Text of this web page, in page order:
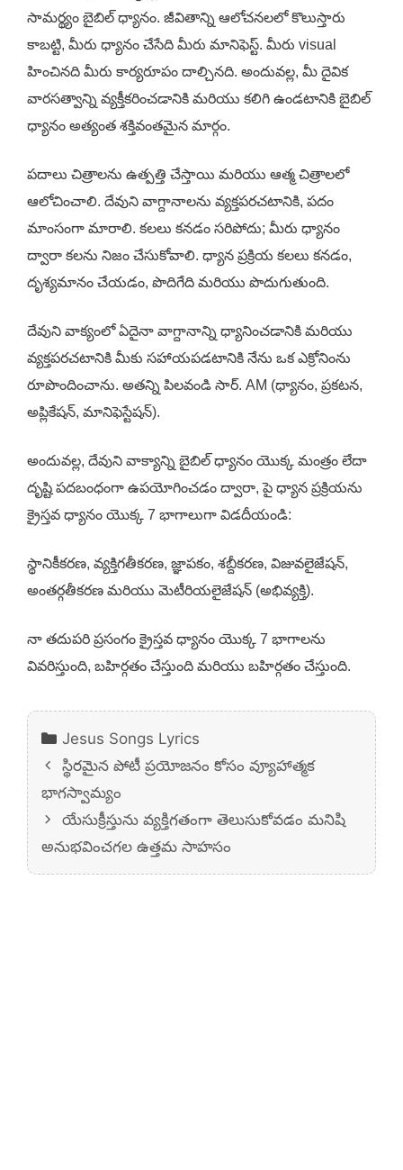
సామర్థ్యం బైబిల్ ధ్యానం. జీవితాన్ని ఆలోచనలలో కొలుస్తారు
కాబట్టి, మీరు ధ్యానం చేసేది మీరు మానిఫెస్ట్. మీరు visual
హించినది మీరు కార్యరూపం దాల్చినది. అందువల్ల, మీ దైవిక
వారసత్వాన్ని వ్యక్తీకరించడానికి మరియు కలిగి ఉండటానికి బైబిల్
ధ్యానం అత్యంత శక్తివంతమైన మార్గం.
పదాలు చిత్రాలను ఉత్పత్తి చేస్తాయి మరియు ఆత్మ చిత్రాలలో
ఆలోచించాలి. దేవుని వాగ్దానాలను వ్యక్తపరచటానికి, పదం
మాంసంగా మారాలి. కలలు కనడం సరిపోదు; మీరు ధ్యానం
ద్వారా కలను నిజం చేసుకోవాలి. ధ్యాన ప్రక్రియ కలలు కనడం,
దృశ్యమానం చేయడం, పొదిగేది మరియు పొదుగుతుంది.
దేవుని వాక్యంలో ఏదైనా వాగ్దానాన్ని ధ్యానించడానికి మరియు
వ్యక్తపరచటానికి మీకు సహాయపడటానికి నేను ఒక ఎక్రోనింను
రూపొందించాను. అతన్ని పిలవండి సార్. AM (ధ్యానం, ప్రకటన,
అప్లికేషన్, మానిఫెస్టేషన్).
అందువల్ల, దేవుని వాక్యాన్ని బైబిల్ ధ్యానం యొక్క మంత్రం లేదా
దృష్టి పదబంధంగా ఉపయోగించడం ద్వారా, పై ధ్యాన ప్రక్రియను
క్రైస్తవ ధ్యానం యొక్క 7 భాగాలుగా విడదీయండి:
స్థానికీకరణ, వ్యక్తిగతీకరణ, జ్ఞాపకం, శబ్దీకరణ, విజువలైజేషన్,
అంతర్గతీకరణ మరియు మెటీరియలైజేషన్ (అభివ్యక్తి).
నా తదుపరి ప్రసంగం క్రైస్తవ ధ్యానం యొక్క 7 భాగాలను
వివరిస్తుంది, బహిర్గతం చేస్తుంది మరియు బహిర్గతం చేస్తుంది.
Categories
Jesus Songs Lyrics
స్థిరమైన పోటీ ప్రయోజనం కోసం వ్యూహాత్మక
భాగస్వామ్యం
యేసుక్రీస్తును వ్యక్తిగతంగా తెలుసుకోవడం మనిషి
అనుభవించగల ఉత్తమ సాహసం